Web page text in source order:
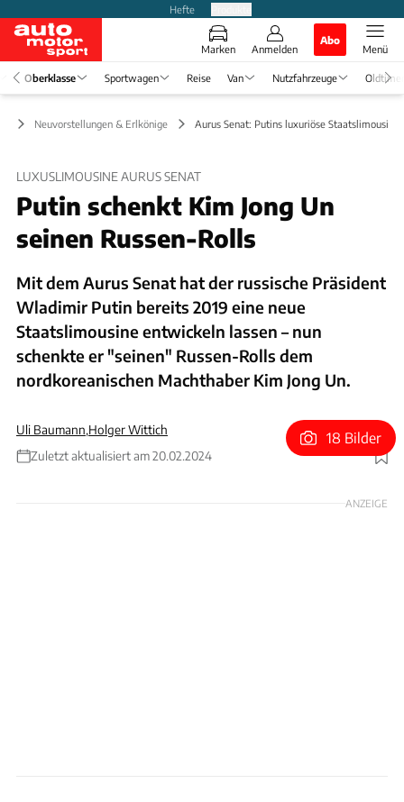
Hefte
Marken Anmelden
Abo
Menü
Oberklasse Sportwagen Reise Van Nutzfahrzeuge Oldtimer
Neuvorstellungen & Erlkönige Aurus Senat: Putins luxuriöse Staatslimousine
LUXUSLIMOUSINE AURUS SENAT
Putin schenkt Kim Jong Un
seinen Russen-Rolls
Mit dem Aurus Senat hat der russische Präsident
Wladimir Putin bereits 2019 eine neue
Staatslimousine entwickeln lassen – nun
schenkte er "seinen" Russen-Rolls dem
nordkoreanischen Machthaber Kim Jong Un.
Uli Baumann,Holger Wittich
Zuletzt aktualisiert am 20.02.2024
Foto: Aurus Motors / Contributor via GEtty Images
18 Bilder
ANZEIGE